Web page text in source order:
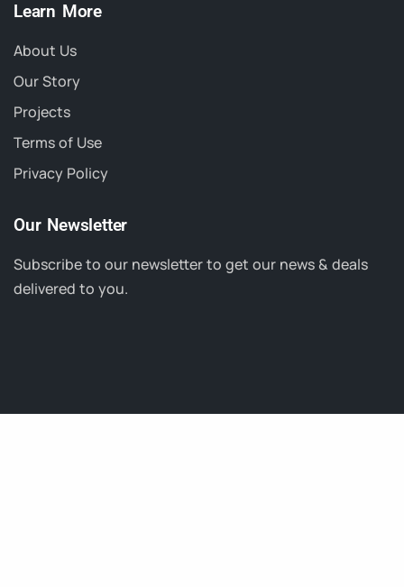
Learn More
About Us
Our Story
Projects
Terms of Use
Privacy Policy
Our Newsletter
Subscribe to our newsletter to get our news & deals
delivered to you.